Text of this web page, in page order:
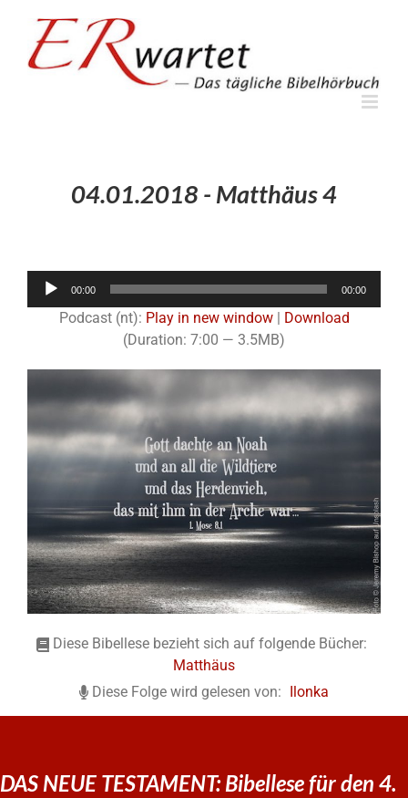
springen
04.01.2018 - Matthäus 4
00:00 00:00
Podcast (nt): Play in new window| Download
(Duration: 7:00 — 3.5MB)
Diese Bibellese bezieht sich auf folgende Bücher:
Matthäus
Diese Folge wird gelesen von: Ilonka
DAS NEUE TESTAMENT: Bibellese für den 4.